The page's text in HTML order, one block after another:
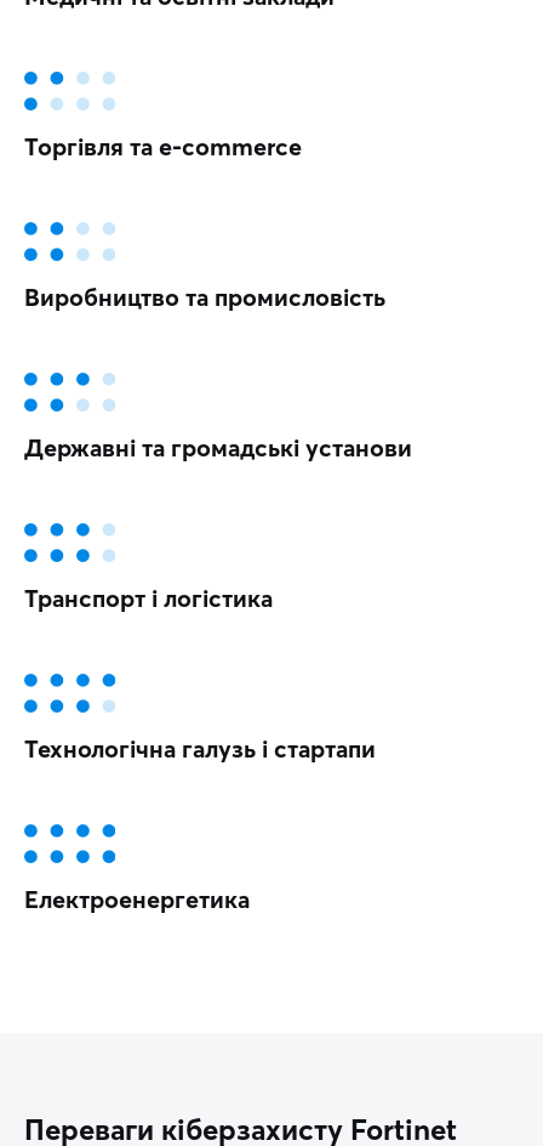
Торгівля та e-commerce
Виробництво та промисловість
Державні та громадські установи
Транспорт і логістика
Технологічна галузь і стартапи
Електроенергетика
Переваги кіберзахисту Fortinet